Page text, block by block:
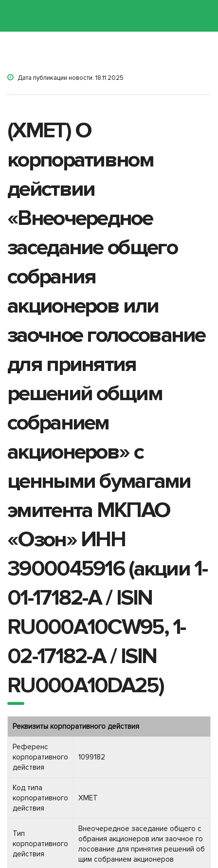
Дата публикации новости: 18.11.2025
(XMET) О
корпоративном
действии
«Внеочередное
заседание общего
собрания
акционеров или
заочное голосование
для принятия
решений общим
собранием
акционеров» с
ценными бумагами
эмитента МКПАО
«Озон» ИНН
3900045916 (акции 1-
01-17182-A / ISIN
RU000A10CW95, 1-
02-17182-A / ISIN
RU000A10DA25)
Реквизиты корпоративного действия
Референс
корпоративного
действия
1099182
Код типа
корпоративного
действия
XMET
Тип
корпоративного
действия
Внеочередное заседание общего с
обрания акционеров или заочное го
лосование для принятия решений об
щим собранием акционеров